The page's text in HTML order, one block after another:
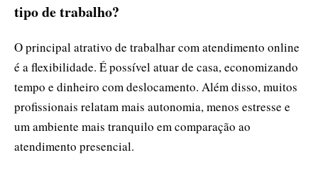
tipo de trabalho?
O principal atrativo de trabalhar com atendimento online
é a flexibilidade. É possível atuar de casa, economizando
tempo e dinheiro com deslocamento. Além disso, muitos
profissionais relatam mais autonomia, menos estresse e
um ambiente mais tranquilo em comparação ao
atendimento presencial.